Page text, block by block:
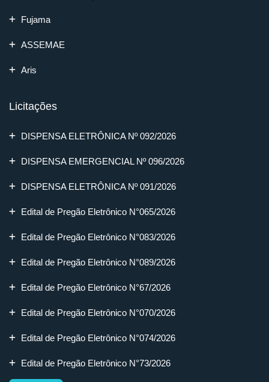
Fujama
ASSEMAE
Aris
Licitações
DISPENSA ELETRÔNICA Nº 092/2026
DISPENSA EMERGENCIAL Nº 096/2026
DISPENSA ELETRÔNICA Nº 091/2026
Edital de Pregão Eletrônico N°065/2026
Edital de Pregão Eletrônico N°083/2026
Edital de Pregão Eletrônico N°089/2026
Edital de Pregão Eletrônico N°67/2026
Edital de Pregão Eletrônico N°070/2026
Edital de Pregão Eletrônico N°074/2026
Edital de Pregão Eletrônico N°73/2026